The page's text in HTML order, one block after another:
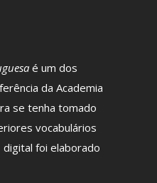
é um dos
da Academia
se tenha tomado
vocabulários
foi elaborado